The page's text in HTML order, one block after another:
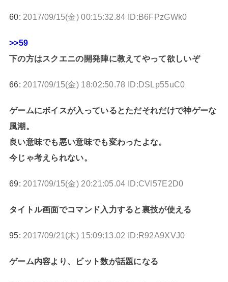
60: 2017/09/15(金) 00:15:32.84 ID:B6FPzGWk0
>>59
下の方はスクエニの開発陣に教えてやって欲しいぞ
66: 2017/09/15(金) 18:02:50.78 ID:DSLp55uC0
ゲームにボイスが入っているとただそれだけで神ゲーな
風潮。
良い意味でも悪い意味でも変わったよな。
今じゃ考えられない。
69: 2017/09/15(金) 20:21:05.04 ID:CVl57E2D0
タイトル画面でコマンド入力すると裏技が使える
95: 2017/09/21(木) 15:09:13.02 ID:R92A9XVJ0
ゲーム内容より、ビット数が話題になる